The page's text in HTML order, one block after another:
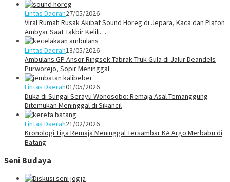
Lintas Daerah27/05/2026
Viral Rumah Rusak Akibat Sound Horeg di Jepara, Kaca dan Plafon
Ambyar Saat Takbir Kelili…
Lintas Daerah13/05/2026
Ambulans GP Ansor Ringsek Tabrak Truk Gula di Jalur Deandels
Purworejo, Sopir Meninggal
Lintas Daerah01/05/2026
Duka di Sungai Serayu Wonosobo: Remaja Asal Temanggung
Ditemukan Meninggal di Sikancil
Lintas Daerah21/02/2026
Kronologi Tiga Remaja Meninggal Tersambar KA Argo Merbabu di
Batang
Seni Budaya